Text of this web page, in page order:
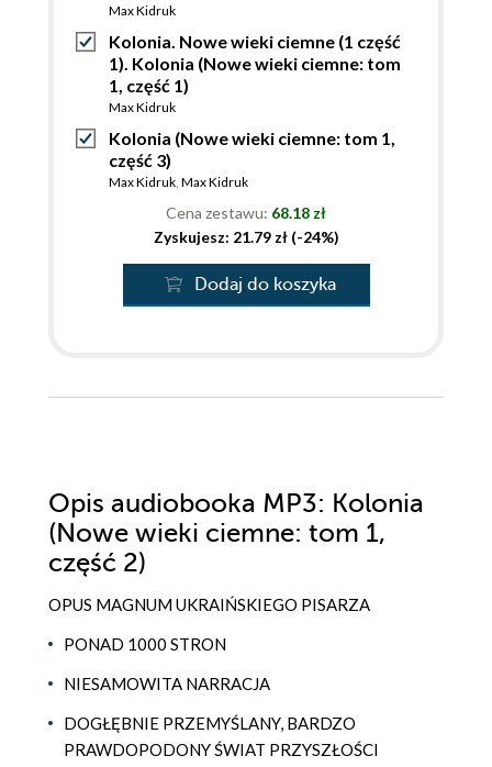
Max Kidruk
Kolonia. Nowe wieki ciemne (1 część
1). Kolonia (Nowe wieki ciemne: tom
1, część 1)
Max Kidruk
Kolonia (Nowe wieki ciemne: tom 1,
część 3)
Max Kidruk, Max Kidruk
Cena zestawu: 68.18 zł
Zyskujesz: 21.79 zł (-24%)
Dodaj do koszyka
Opis audiobooka MP3: Kolonia
(Nowe wieki ciemne: tom 1,
część 2)
OPUS MAGNUM UKRAIŃSKIEGO PISARZA
PONAD 1000 STRON
NIESAMOWITA NARRACJA
DOGŁĘBNIE PRZEMYŚLANY, BARDZO
PRAWDOPODONY ŚWIAT PRZYSZŁOŚCI